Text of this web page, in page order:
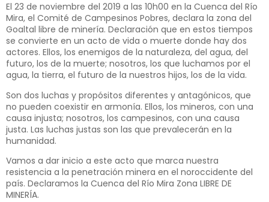
El 23 de noviembre del 2019 a las 10h00 en la Cuenca del Río
Mira, el Comité de Campesinos Pobres, declara la zona del
Goaltal libre de minería. Declaración que en estos tiempos
se convierte en un acto de vida o muerte donde hay dos
actores. Ellos, los enemigos de la naturaleza, del agua, del
futuro, los de la muerte; nosotros, los que luchamos por el
agua, la tierra, el futuro de la nuestros hijos, los de la vida.
Son dos luchas y propósitos diferentes y antagónicos, que
no pueden coexistir en armonía. Ellos, los mineros, con una
causa injusta; nosotros, los campesinos, con una causa
justa. Las luchas justas son las que prevalecerán en la
humanidad.
Vamos a dar inicio a este acto que marca nuestra
resistencia a la penetración minera en el noroccidente del
país. Declaramos la Cuenca del Río Mira Zona LIBRE DE
MINERÍA.